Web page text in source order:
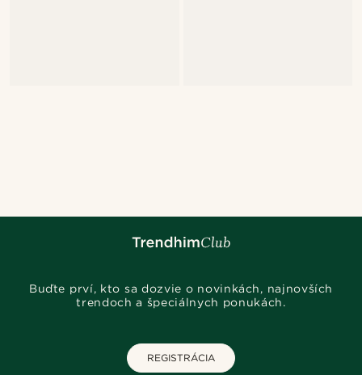
Buďte prví, kto sa dozvie o novinkách, najnovších
trendoch a špeciálnych ponukách.
REGISTRÁCIA